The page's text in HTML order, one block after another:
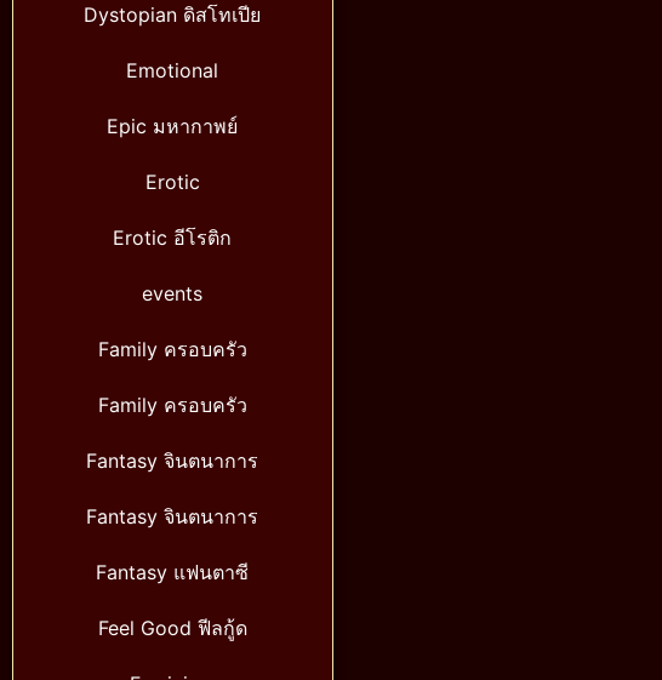
Dystopian ดิสโทเปีย
Emotional
Epic มหากาพย์
Erotic
Erotic อีโรติก
events
Family ครอบครัว
Family ครอบครัว
Fantasy จินตนาการ
Fantasy จินตนาการ
Fantasy แฟนตาซี
Feel Good ฟีลกู้ด